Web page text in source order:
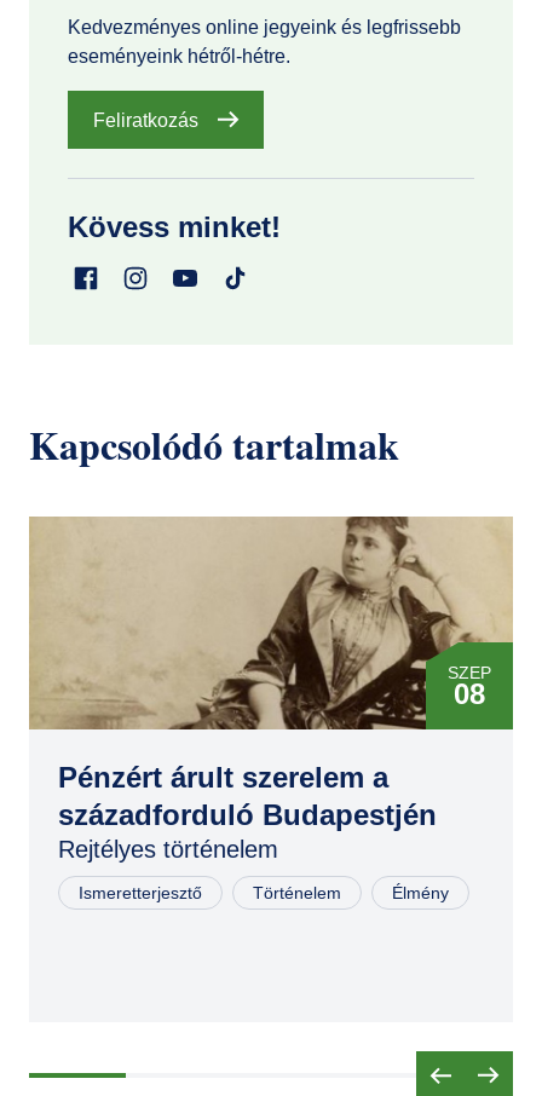
Kedvezményes online jegyeink és legfrissebb
eseményeink hétről-hétre.
Feliratkozás
Kövess minket!
Kapcsolódó tartalmak
SZEP
08
Pénzért árult szerelem a
századforduló Budapestjén
Rejtélyes történelem
Ismeretterjesztő Történelem Élmény